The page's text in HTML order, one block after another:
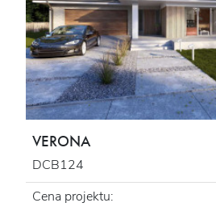
VERONA
DCB124
Cena projektu: